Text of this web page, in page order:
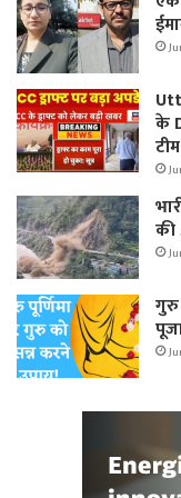
के
की
गुरु